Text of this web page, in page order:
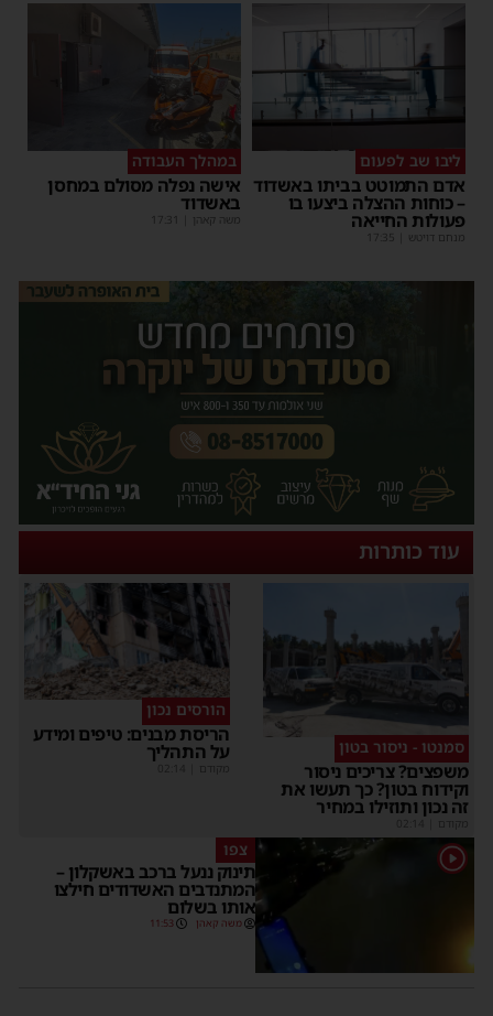
ליבו שב לפעום
אדם התמוטט בביתו באשדוד
– כוחות ההצלה ביצעו בו
פעולות החייאה
מנחם דויטש 17:35
במהלך העבודה
אישה נפלה מסולם במחסן
באשדוד
משה קאהן 17:31
עוד כותרות
סמנטו - ניסור בטון
משפצים? צריכים ניסור
וקידוח בטון? כך תעשו את
זה נכון ותוזילו במחיר
מקודם
הורסים נכון
הריסת מבנים: טיפים ומידע
על התהליך
מקודם
1 צפו
תינוק ננעל ברכב באשקלון –
המתנדבים האשדודים חילצו
אותו בשלום
משה קאהן 11:53